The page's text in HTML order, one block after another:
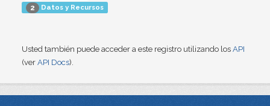
2 Datos y Recursos
Usted también puede acceder a este registro utilizando los API
(ver API Docs).